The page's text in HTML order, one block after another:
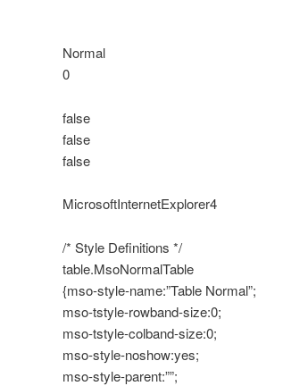
Normal
0
false
false
false
MicrosoftInternetExplorer4
/* Style Definitions */
table.MsoNormalTable
{mso-style-name:”Table Normal”;
mso-tstyle-rowband-size:0;
mso-tstyle-colband-size:0;
mso-style-noshow:yes;
mso-style-parent:””;